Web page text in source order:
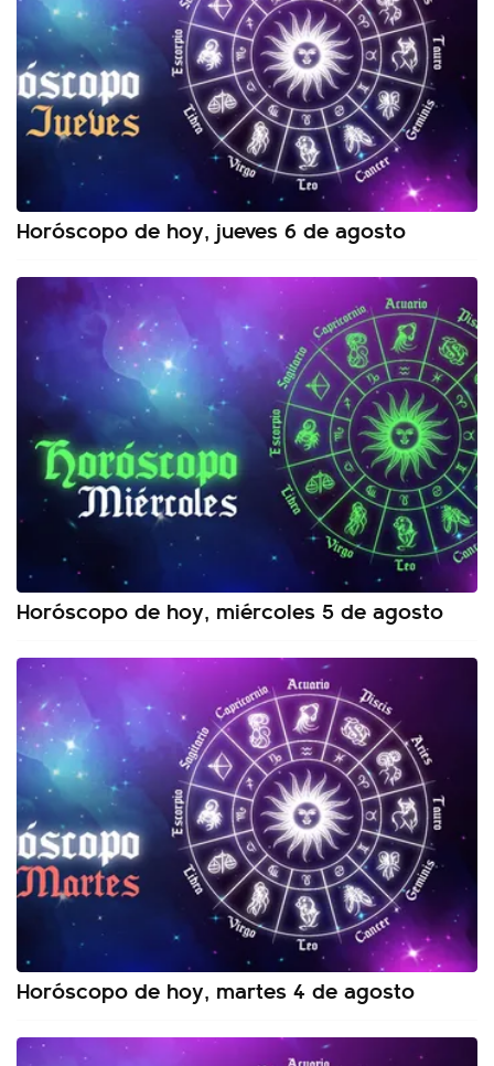
Horóscopo de hoy, jueves 6 de agosto
Horóscopo de hoy, miércoles 5 de agosto
Horóscopo de hoy, martes 4 de agosto